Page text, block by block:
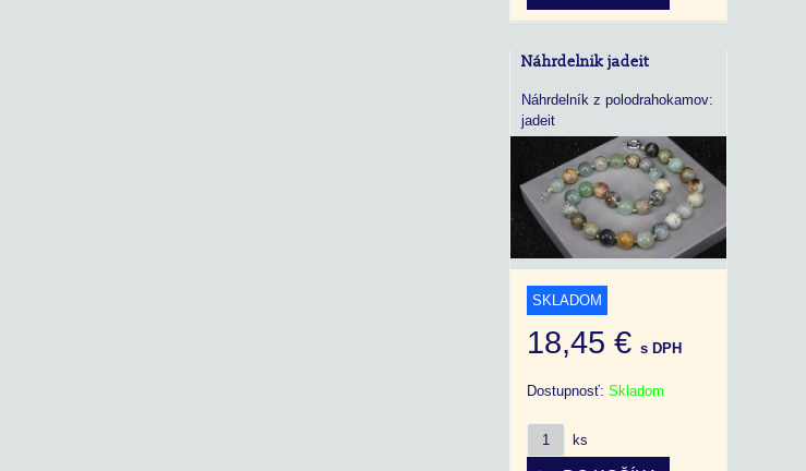
Náhrdelnik jadeit
Náhrdelník z polodrahokamov:
jadeit
SKLADOM
18,45 € s DPH
Dostupnosť: Skladom
ks